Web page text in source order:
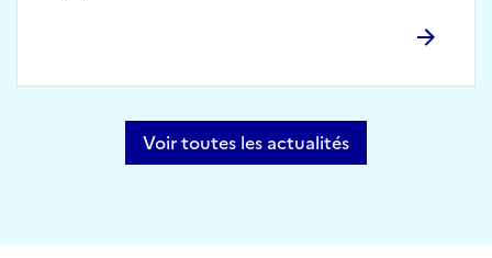
Voir toutes les actualités